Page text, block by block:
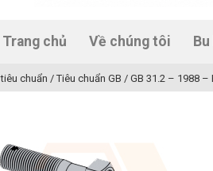
Trang chủ Về chúng tôi
chuẩn /Tiêu chuẩn GB / GB 31.2 – 1988